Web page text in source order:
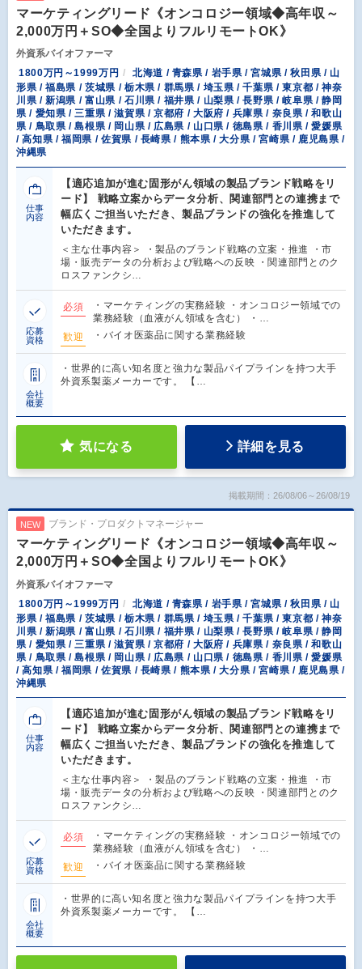
マーケティングリード《オンコロジー領域◆高年収～
2,000万円＋SO◆全国よりフルリモートOK》
外資系バイオファーマ
1800万円～1999万円
北海道 / 青森県 / 岩手県 / 宮城県 / 秋田県 / 山
形県 / 福島県 / 茨城県 / 栃木県 / 群馬県 / 埼玉県 / 千葉県 / 東京都 / 神奈
川県 / 新潟県 / 富山県 / 石川県 / 福井県 / 山梨県 / 長野県 / 岐阜県 / 静岡
県 / 愛知県 / 三重県 / 滋賀県 / 京都府 / 大阪府 / 兵庫県 / 奈良県 / 和歌山
県 / 鳥取県 / 島根県 / 岡山県 / 広島県 / 山口県 / 徳島県 / 香川県 / 愛媛県
/ 高知県 / 福岡県 / 佐賀県 / 長崎県 / 熊本県 / 大分県 / 宮崎県 / 鹿児島県 /
沖縄県
仕事
内容
【適応追加が進む固形がん領域の製品ブランド戦略をリ
ード】 戦略立案からデータ分析、関連部門との連携まで
幅広くご担当いただき、製品ブランドの強化を推進して
いただきます。
＜主な仕事内容＞ ・製品のブランド戦略の立案・推進 ・市
場・販売データの分析および戦略への反映 ・関連部門とのク
ロスファンクシ…
応募
資格
必須
・マーケティングの実務経験 ・オンコロジー領域での
業務経験（血液がん領域を含む） ・…
歓迎
・バイオ医薬品に関する業務経験
会社
概要
・世界的に高い知名度と強力な製品パイプラインを持つ大手
外資系製薬メーカーです。 【…
気になる 詳細を見る
掲載期間：26/08/06～26/08/19
NEW ブランド・プロダクトマネージャー
マーケティングリード《オンコロジー領域◆高年収～
2,000万円＋SO◆全国よりフルリモートOK》
外資系バイオファーマ
1800万円～1999万円
北海道 / 青森県 / 岩手県 / 宮城県 / 秋田県 / 山
形県 / 福島県 / 茨城県 / 栃木県 / 群馬県 / 埼玉県 / 千葉県 / 東京都 / 神奈
川県 / 新潟県 / 富山県 / 石川県 / 福井県 / 山梨県 / 長野県 / 岐阜県 / 静岡
県 / 愛知県 / 三重県 / 滋賀県 / 京都府 / 大阪府 / 兵庫県 / 奈良県 / 和歌山
県 / 鳥取県 / 島根県 / 岡山県 / 広島県 / 山口県 / 徳島県 / 香川県 / 愛媛県
/ 高知県 / 福岡県 / 佐賀県 / 長崎県 / 熊本県 / 大分県 / 宮崎県 / 鹿児島県 /
沖縄県
仕事
内容
【適応追加が進む固形がん領域の製品ブランド戦略をリ
ード】 戦略立案からデータ分析、関連部門との連携まで
幅広くご担当いただき、製品ブランドの強化を推進して
いただきます。
＜主な仕事内容＞ ・製品のブランド戦略の立案・推進 ・市
場・販売データの分析および戦略への反映 ・関連部門とのク
ロスファンクシ…
応募
資格
必須
・マーケティングの実務経験 ・オンコロジー領域での
業務経験（血液がん領域を含む） ・…
歓迎
・バイオ医薬品に関する業務経験
会社
概要
・世界的に高い知名度と強力な製品パイプラインを持つ大手
外資系製薬メーカーです。 【…